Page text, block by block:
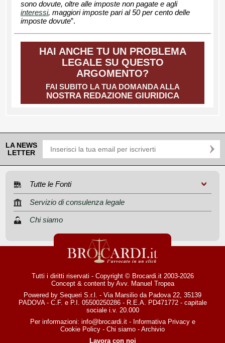
sono dovute, oltre alle imposte non pagate e agli
interessi, maggiori imposte pari al 50 per cento delle
imposte dovute”.
HAI ANCHE TU UN PROBLEMA
LEGALE SU QUESTO
ARGOMENTO?
FAI SUBITO LA TUA DOMANDA ALLA
NOSTRA REDAZIONE GIURIDICA
LA NEWS
LETTER
Tutte le Fonti
Servizio di consulenza legale
Chi siamo
Tutti i diritti riservati - Copyright © Brocardi.it 2003-2026
Concept & content by Avv. Manuel Tropea
Powered by Sequeri S.r.l. - Via Marsilio da Padova 22, 35139
PADOVA - C.F. e P.I. 05500250286 - R.E.A. PD471772 - capitale
sociale i.v. 20.000
Per informazioni: info@brocardi.it- Informativa Privacye
Cookie Policy - Chi siamo - Archivio
Lavora con noi